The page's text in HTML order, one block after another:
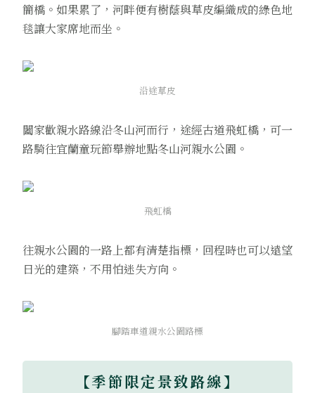
簡橋。如果累了，河畔便有樹蔭與草皮編織成的綠色地
毯讓大家席地而坐。
沿途草皮
闔家歡親水路線沿冬山河而行，途經古道飛虹橋，可一
路騎往宜蘭童玩節舉辦地點冬山河親水公園。
飛虹橋
往親水公園的一路上都有清楚指標，回程時也可以遠望
日光的建築，不用怕迷失方向。
腳踏車道親水公園路標
【季節限定景致路線】